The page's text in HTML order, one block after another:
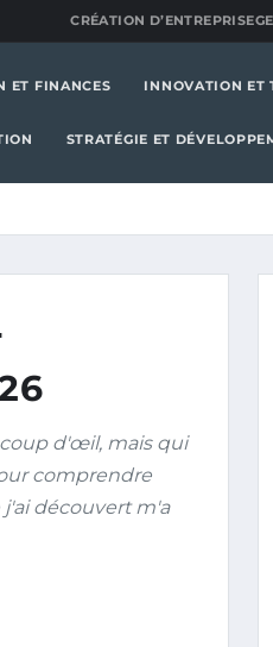
CRÉATION D’ENTREPRISE
ET FINANCES INNOVATION ET
STRATÉGIE ET
d'œil, mais qui
comprendre
découvert m'a